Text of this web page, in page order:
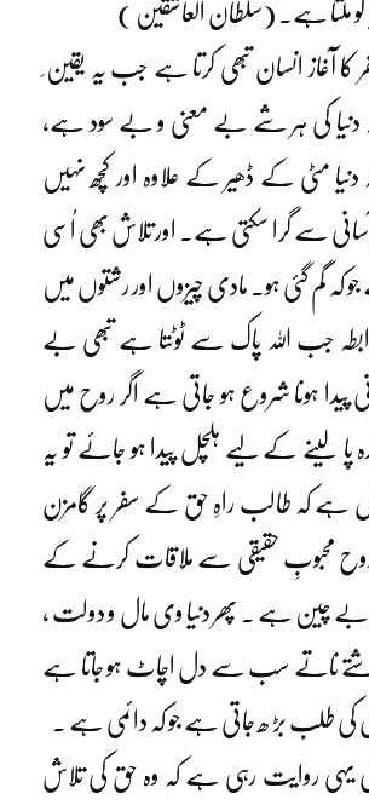
ملتا ہے۔ (سلطان العاشقین )
آغاز انسان تبھی کرتا ہے جب یہ یقین
دنیا کی ہر شے بے معنی و بے سود ہے،
مٹی کے ڈھیر کے علاوہ اور کچھ نہیں
آسانی سے گرا سکتی ہے۔ اور تلاش بھی اُسی
کہ گم گئی ہو۔ مادی چیزوں اور رشتوں میں
رابطہ جب اللہ پاک سے ٹوٹتا ہے تبھی بے
پیدا ہونا شروع ہو جاتی ہے اگر روح میں
پا لینے کے لیے ہلچل پیدا ہو جائے تو یہ
ہے کہ طالب راہِ حق کے سفر پر گامزن
محبوبِ حقیقی سے ملاقات کرنے کے
بے چین ہے ۔ پھر دنیا وی مال و دولت ،
ناتے سب سے دل اچاٹ ہو جاتا ہے
کی طلب بڑ ھ جاتی ہے جو کہ دائمی ہے ۔
یہی روایت رہی ہے کہ وہ حق کی تلاش